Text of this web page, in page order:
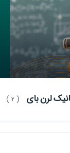
لرن بای ( 2 )